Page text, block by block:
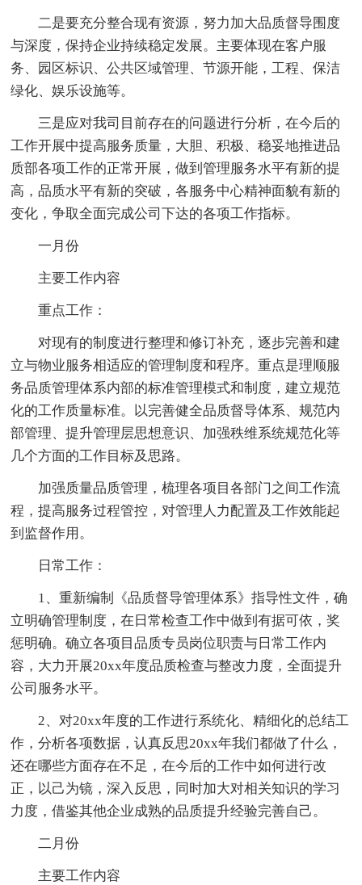
二是要充分整合现有资源，努力加大品质督导围度
与深度，保持企业持续稳定发展。主要体现在客户服
务、园区标识、公共区域管理、节源开能，工程、保洁
绿化、娱乐设施等。
三是应对我司目前存在的问题进行分析，在今后的
工作开展中提高服务质量，大胆、积极、稳妥地推进品
质部各项工作的正常开展，做到管理服务水平有新的提
高，品质水平有新的突破，各服务中心精神面貌有新的
变化，争取全面完成公司下达的各项工作指标。
一月份
主要工作内容
重点工作：
对现有的制度进行整理和修订补充，逐步完善和建
立与物业服务相适应的管理制度和程序。重点是理顺服
务品质管理体系内部的标准管理模式和制度，建立规范
化的工作质量标准。以完善健全品质督导体系、规范内
部管理、提升管理层思想意识、加强秩维系统规范化等
几个方面的工作目标及思路。
加强质量品质管理，梳理各项目各部门之间工作流
程，提高服务过程管控，对管理人力配置及工作效能起
到监督作用。
日常工作：
1、重新编制《品质督导管理体系》指导性文件，确
立明确管理制度，在日常检查工作中做到有据可依，奖
惩明确。确立各项目品质专员岗位职责与日常工作内
容，大力开展20xx年度品质检查与整改力度，全面提升
公司服务水平。
2、对20xx年度的工作进行系统化、精细化的总结工
作，分析各项数据，认真反思20xx年我们都做了什么，
还在哪些方面存在不足，在今后的工作中如何进行改
正，以己为镜，深入反思，同时加大对相关知识的学习
力度，借鉴其他企业成熟的品质提升经验完善自己。
二月份
主要工作内容